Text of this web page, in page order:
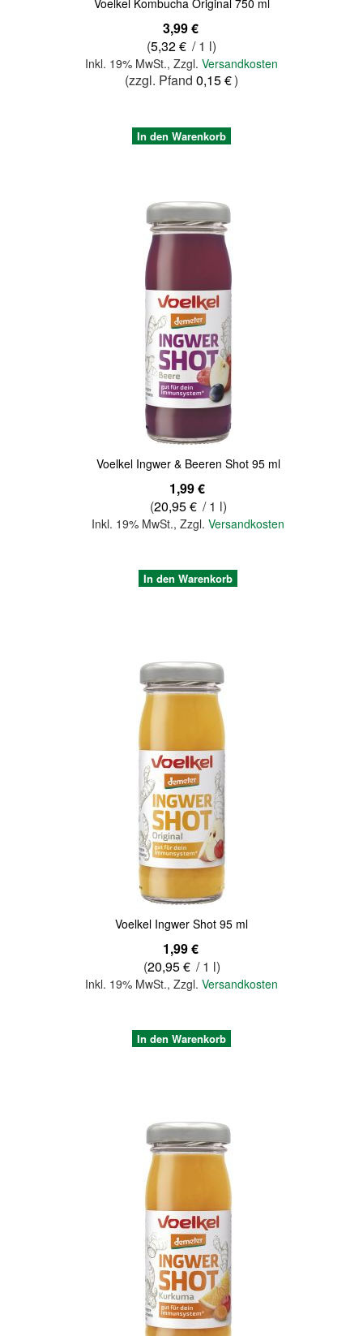
Voelkel Kombucha Original 750 ml
3,99 €
(5,32 € / 1 l)
Inkl. 19% MwSt., Zzgl. Versandkosten
(zzgl. Pfand 0,15 €)
In den Warenkorb
Voelkel Ingwer & Beeren Shot 95 ml
1,99 €
(20,95 € / 1 l)
Inkl. 19% MwSt.,Zzgl.Versandkosten
In den Warenkorb
Voelkel Ingwer Shot 95 ml
1,99 €
(20,95 € / 1 l)
Inkl. 19% MwSt., Zzgl. Versandkosten
In den Warenkorb